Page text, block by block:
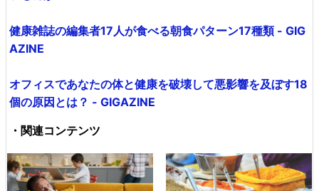
健康雑誌の編集者17人が食べる朝食パターン17種類 - GIG
AZINE
オフィスであなたの体と健康を破壊して悪影響を及ぼす18
個の原因とは？ - GIGAZINE
・関連コンテンツ